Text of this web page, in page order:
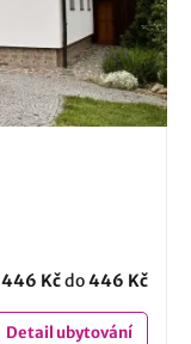
446 Kčdo446 Kč
Detailubytování